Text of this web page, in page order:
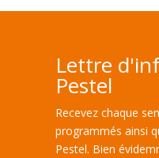
Lettre
Pestel
Recevez chaque
programmés ainsi
Pestel. Bien